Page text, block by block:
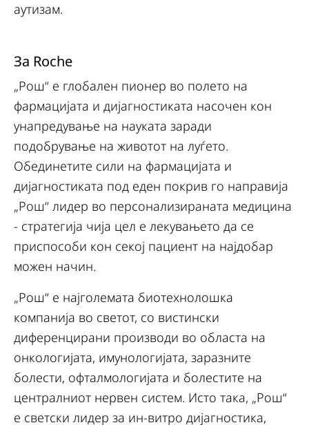
аутизам.
За Roche
„Рош“ е глобален пионер во полето на
фармацијата и дијагностиката насочен кон
унапредување на науката заради
подобрување на животот на луѓето.
Обединетите сили на фармацијата и
дијагностиката под еден покрив го направија
„Рош“ лидер во персонализираната медицина
- стратегија чија цел е лекувањето да се
приспособи кон секој пациент на најдобар
можен начин.
„Рош“ е најголемата биотехнолошка
компанија во светот, со вистински
диференцирани производи во областа на
онкологијата, имунологијата, заразните
болести, офталмологијата и болестите на
централниот нервен систем. Исто така, „Рош“
е светски лидер за ин-витро дијагностика,